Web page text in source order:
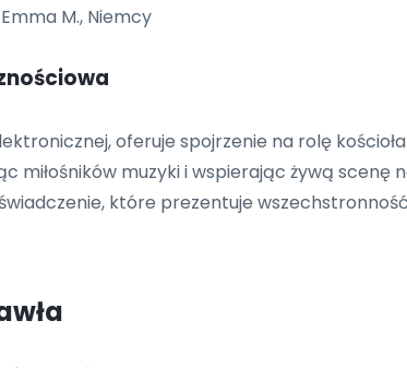
M., Niemcy
oferuje spojrzenie na rolę
muzyki i wspierając żywą scenę
które prezentuje